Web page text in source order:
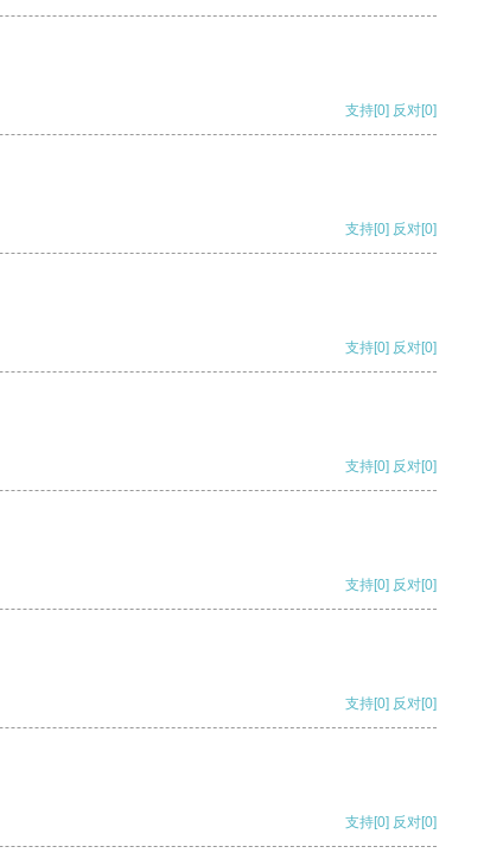
支持[0] 反对[0]
支持[0] 反对[0]
支持[0] 反对[0]
支持[0] 反对[0]
支持[0] 反对[0]
支持[0] 反对[0]
支持[0] 反对[0]